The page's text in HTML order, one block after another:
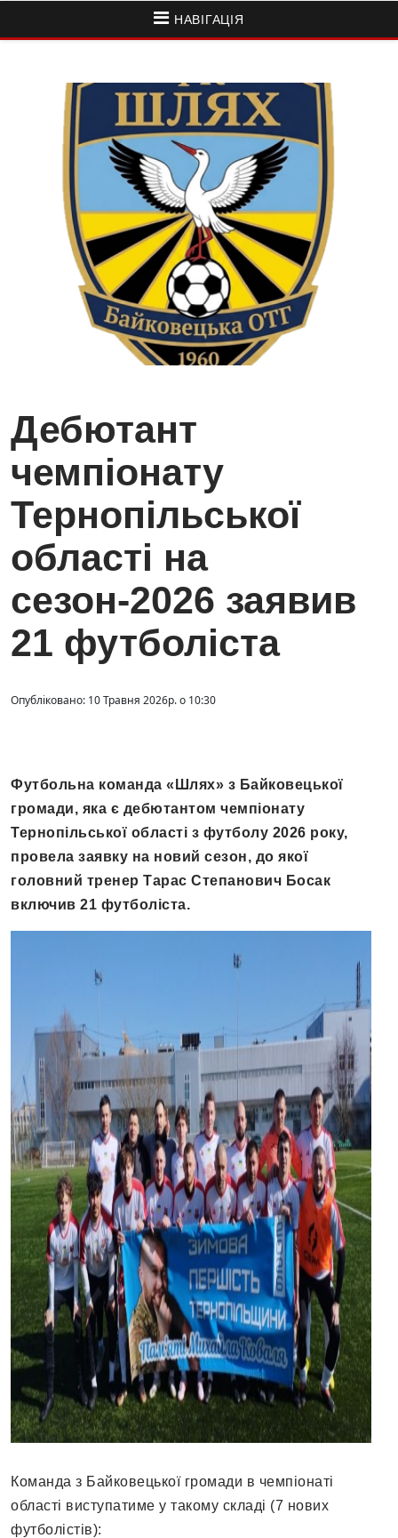
НАВІГАЦІЯ
Дебютант
чемпіонату
Тернопільської
області на
сезон-2026 заявив
21 футболіста
Опубліковано: 10 Травня 2026р. о 10:30
Футбольна команда «Шлях» з Байковецької
громади, яка є дебютантом чемпіонату
Тернопільської області з футболу 2026 року,
провела заявку на новий сезон, до якої
головний тренер Тарас Степанович Босак
включив 21 футболіста.
Команда з Байковецької громади в чемпіонаті
області виступатиме у такому складі (7 нових
футболістів):